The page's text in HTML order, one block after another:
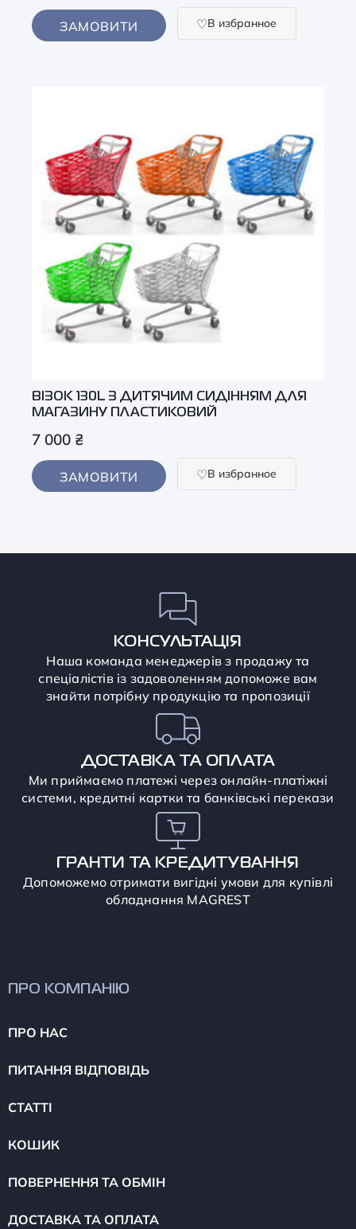
ЗАМОВИТИ В избранное
ВІЗОК 130L З ДИТЯЧИМ СИДІННЯМ ДЛЯ
МАГАЗИНУ ПЛАСТИКОВИЙ
7 000 ₴
ЗАМОВИТИ В избранное
КОНСУЛЬТАЦІЯ
Наша команда менеджерів з продажу та
спеціалістів із задоволенням допоможе вам
знайти потрібну продукцію та пропозиції
ДОСТАВКА ТА ОПЛАТА
Ми приймаємо платежі через онлайн-платіжні
системи, кредитні картки та банківські перекази
ГРАНТИ ТА КРЕДИТУВАННЯ
Допоможемо отримати вигідні умови для купівлі
обладнання MAGREST
ПРО КОМПАНІЮ
ПРО НАС
ПИТАННЯ ВІДПОВІДЬ
СТАТТІ
КОШИК
ПОВЕРНЕННЯ ТА ОБМІН
ДОСТАВКА ТА ОПЛАТА